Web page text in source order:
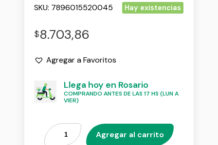
SKU: 7896015520045 Hay existencias
$8.703,86
Agregar a Favoritos
Llega hoy en Rosario
COMPRANDO ANTES DE LAS 17 HS (LUN A
VIER)
Agregar al carrito